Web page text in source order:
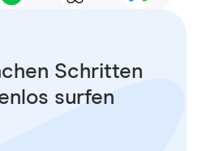
Schritten
surfen